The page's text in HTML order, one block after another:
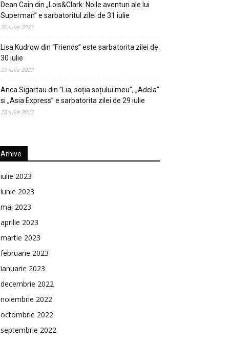
Dean Cain din „Lois&Clark: Noile aventuri ale lui
Superman” e sarbatoritul zilei de 31 iulie
30 iulie 2023
Lisa Kudrow din “Friends” este sarbatorita zilei de
30 iulie
29 iulie 2023
Anca Sigartau din ”Lia, soția soțului meu”, „Adela”
si „Asia Express” e sarbatorita zilei de 29 iulie
28 iulie 2023
Arhive
iulie 2023
iunie 2023
mai 2023
aprilie 2023
martie 2023
februarie 2023
ianuarie 2023
decembrie 2022
noiembrie 2022
octombrie 2022
septembrie 2022